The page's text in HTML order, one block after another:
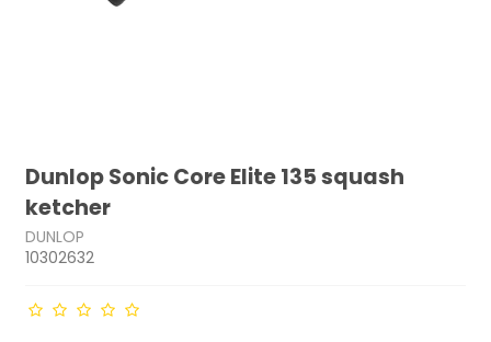
Dunlop Sonic Core Elite 135 squash
ketcher
DUNLOP
10302632